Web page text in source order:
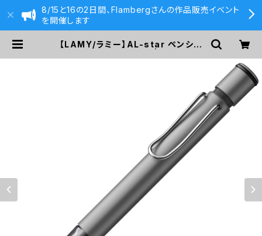
8/15と16の2日間、Flambergさんの作品販売イベント
を開催します
【LAMY/ラミー】AL-star ペンシル